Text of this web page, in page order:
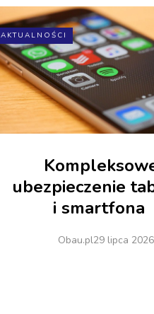
AKTUALNOŚCI
ubezpieczenie
i smartfona
Obau.pl29 lipca 2026